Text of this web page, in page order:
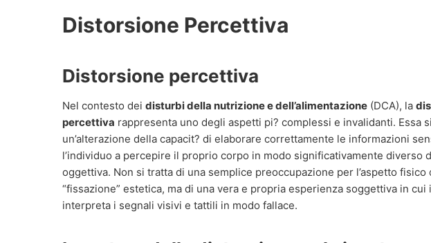
Distorsione Percettiva
Distorsione percettiva
Nel contesto dei disturbi della nutrizione e dell’alimentazione (DCA), la
percettiva rappresenta uno degli aspetti pi? complessi e invalidanti. Essa
un’alterazione della capacit? di elaborare correttamente le informazioni
l’individuo a percepire il proprio corpo in modo significativamente diverso
oggettiva. Non si tratta di una semplice preoccupazione per l’aspetto fisico
“fissazione” estetica, ma di una vera e propria esperienza soggettiva in cui
interpreta i segnali visivi e tattili in modo fallace.